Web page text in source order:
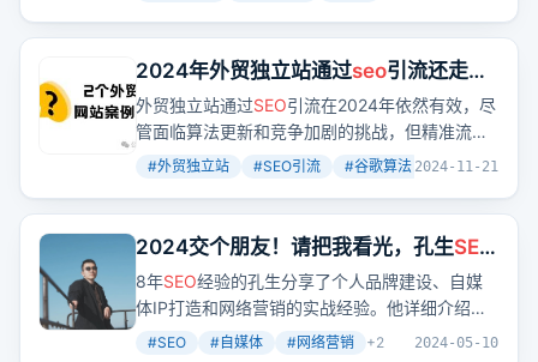
2024年外贸独立站通过seo引流还走得
通吗？2个外贸杂货铺网站案例告诉你！
外贸独立站通过SEO引流在2024年依然有效，尽
管面临算法更新和竞争加剧的挑战，但精准流量
的获取和低成本高回报的长期策略使其成为外贸
#外贸独立站 #SEO引流 #谷歌算法 +2
2024-11-21
2024交个朋友！请把我看光，孔生SEO
大全
8年SEO经验的孔生分享了个人品牌建设、自媒
体IP打造和网络营销的实战经验。他详细介绍了
SEO服务内容，包括公众号、小红书、视频 SEO
#SEO #自媒体 #网络营销 +2 2024-05-10